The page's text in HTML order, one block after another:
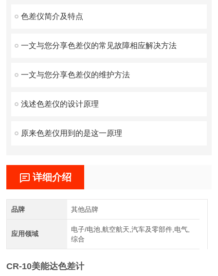
色差仪简介及特点
一文与您分享色差仪的常见故障相应解决方法
一文与您分享色差仪的维护方法
浅述色差仪的设计原理
原来色差仪用到的是这一原理
详细介绍
品牌 其他品牌
应用领域
电子/电池,航空航天,汽车及零部件,电气,
综合
CR-10美能达色差计